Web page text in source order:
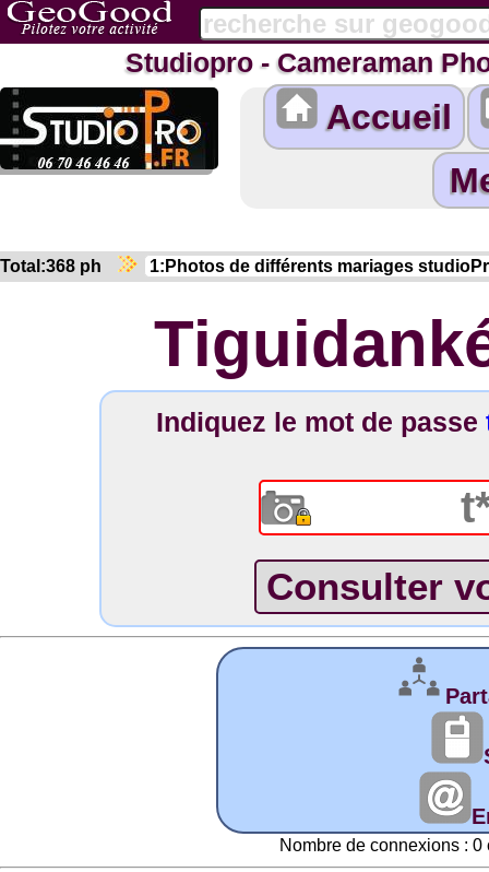
Studiopro - Cameraman
Accueil
Total:368 ph
Indiquez le mot de passe
Nombre de connexions :